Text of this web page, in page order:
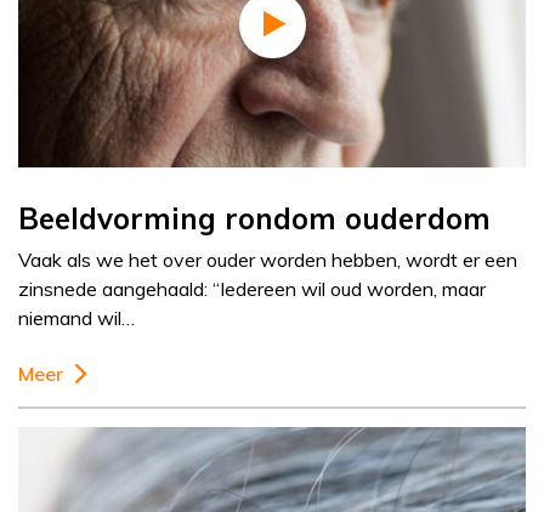
Beeldvorming rondom ouderdom
Vaak als we het over ouder worden hebben, wordt er een
zinsnede aangehaald: “Iedereen wil oud worden, maar
niemand wil…
Meer